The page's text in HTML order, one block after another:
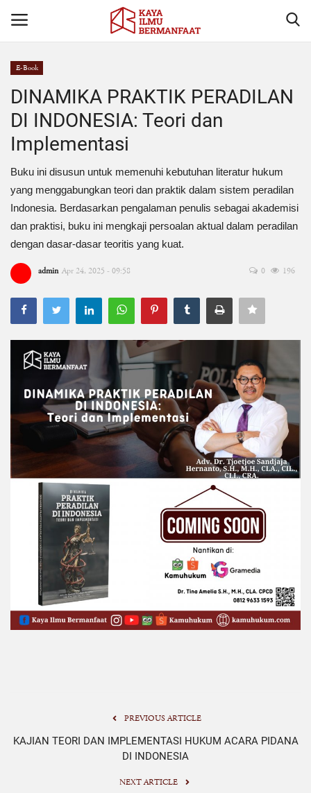
Home
Penerbitan Buku
Hubungi Kami
Profil
Center Of Regulation
Hukum Terkini
Bengkel Hukum
Legal Training
E-Book
Hukumpedia
E-Book
DINAMIKA PRAKTIK PERADILAN
DI INDONESIA: Teori dan
Implementasi
Buku ini disusun untuk memenuhi kebutuhan literatur hukum
yang menggabungkan teori dan praktik dalam sistem peradilan
Indonesia. Berdasarkan pengalaman penulis sebagai akademisi
dan praktisi, buku ini mengkaji persoalan aktual dalam peradilan
dengan dasar-dasar teoritis yang kuat.
admin Apr 24, 2025 - 09:58 0 196
PREVIOUS ARTICLE
KAJIAN TEORI DAN IMPLEMENTASI HUKUM ACARA PIDANA
DI INDONESIA
NEXT ARTICLE